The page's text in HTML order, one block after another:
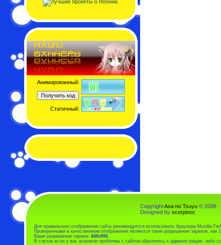
Анимированный:
Статичный:
CopyrightAsa no Tsuyu © 2008 -
Designed by scorpinoc
Для правильного отображения сайта рекомендуется использовать браузеры Mozilla
Проверенными в качественном отображении являются такие разрешения экранов, как
Ваше разрешение экрана: 448x896
В случае если у вас возникли проблемы с сайтом обратитесь к администрации,